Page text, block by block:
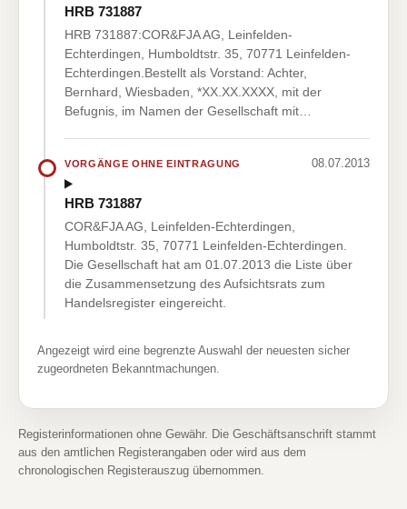
HRB 731887
HRB 731887:COR&FJA AG, Leinfelden-
Echterdingen, Humboldtstr. 35, 70771 Leinfelden-
Echterdingen.Bestellt als Vorstand: Achter,
Bernhard, Wiesbaden, *XX.XX.XXXX, mit der
Befugnis, im Namen der Gesellschaft mit…
VORGÄNGE OHNE EINTRAGUNG 08.07.2013
HRB 731887
COR&FJA AG, Leinfelden-Echterdingen,
Humboldtstr. 35, 70771 Leinfelden-Echterdingen.
Die Gesellschaft hat am 01.07.2013 die Liste über
die Zusammensetzung des Aufsichtsrats zum
Handelsregister eingereicht.
Angezeigt wird eine begrenzte Auswahl der neuesten sicher
zugeordneten Bekanntmachungen.
Registerinformationen ohne Gewähr. Die Geschäftsanschrift stammt
aus den amtlichen Registerangaben oder wird aus dem
chronologischen Registerauszug übernommen.